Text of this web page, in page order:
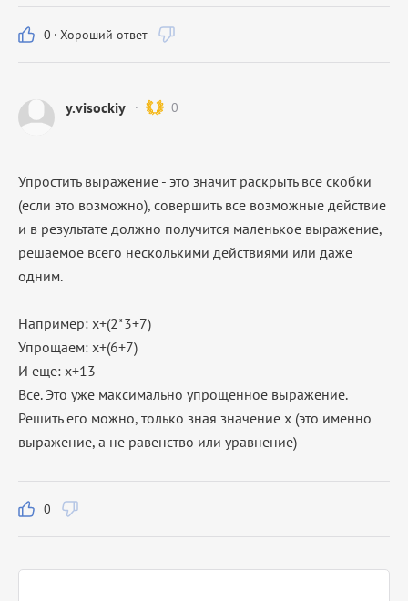
0 · Хороший ответ
y.visockiy 0
Упростить выражение - это значит раскрыть все скобки
(если это возможно), совершить все возможные действие
и в результате должно получится маленькое выражение,
решаемое всего несколькими действиями или даже
одним.
Например: х+(2*3+7)
Упрощаем: х+(6+7)
И еще: х+13
Все. Это уже максимально упрощенное выражение.
Решить его можно, только зная значение х (это именно
выражение, а не равенство или уравнение)
0